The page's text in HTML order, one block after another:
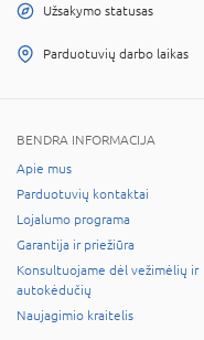
Užsakymo statusas
Parduotuvių darbo laikas
BENDRA INFORMACIJA
Apie mus
Parduotuvių kontaktai
Lojalumo programa
Garantija ir priežiūra
Konsultuojame dėl vežimėlių ir
autokėdučių
Naujagimio kraitelis